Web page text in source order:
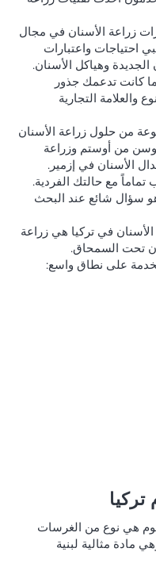
زراعة الأسنان في مجال
احتياجات واعتبارات
وهياكل الأسنان.
كانت تدعمك جذور
والعلامة التجارية
من حلول زراعة الأسنان
من أوستم وزراعة
الأسنان في إزمير.
تماماً مع حالتك الفردية.
هو سؤال شائع عند البحث
الأسنان في تركيا هي زراعة
تحت السمحاق.
على نطاق واسع:
تركيا
هي نوع من الغرسات
مادة مثالية لبنية